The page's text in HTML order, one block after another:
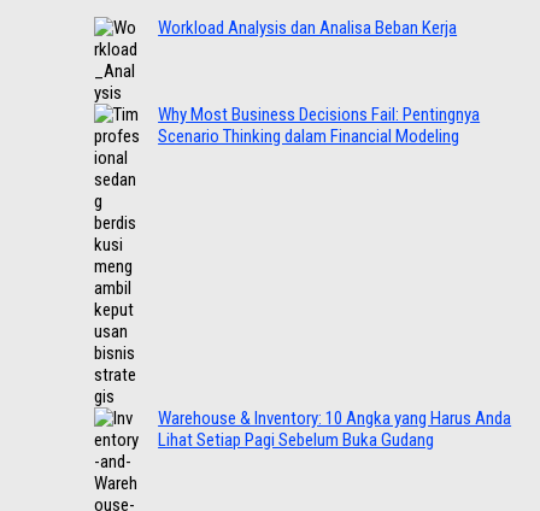
Workload Analysis dan Analisa Beban Kerja
Why Most Business Decisions Fail: Pentingnya
Scenario Thinking dalam Financial Modeling
Warehouse & Inventory: 10 Angka yang Harus Anda
Lihat Setiap Pagi Sebelum Buka Gudang